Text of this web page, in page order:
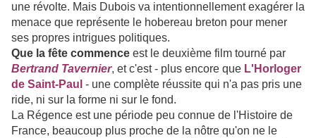
une révolte. Mais Dubois va intentionnellement exagérer la
menace que représente le hobereau breton pour mener
ses propres intrigues politiques.
Que la fête commence est le deuxième film tourné par
Bertrand Tavernier, et c'est - plus encore que L'Horloger
de Saint-Paul - une complète réussite qui n'a pas pris une
ride, ni sur la forme ni sur le fond.
La Régence est une période peu connue de l'Histoire de
France, beaucoup plus proche de la nôtre qu'on ne le